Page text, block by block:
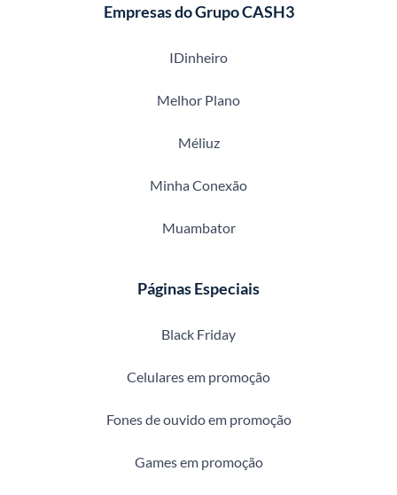
Empresas do Grupo CASH3
IDinheiro
Melhor Plano
Méliuz
Minha Conexão
Muambator
Páginas Especiais
Black Friday
Celulares em promoção
Fones de ouvido em promoção
Games em promoção